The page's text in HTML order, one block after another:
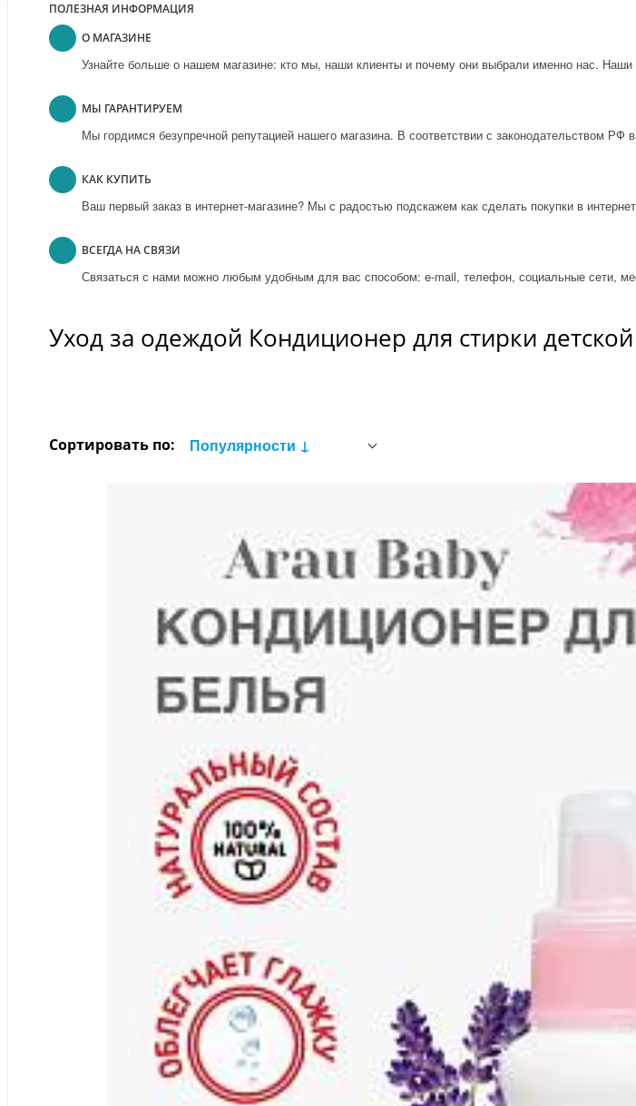
ПОЛЕЗНАЯ ИНФОРМАЦИЯ
О МАГАЗИНЕ
Узнайте больше о нашем магазине: кто мы, наши клиенты и почему они выбрали именно нас. Наши
МЫ ГАРАНТИРУЕМ
Мы гордимся безупречной репутацией нашего магазина. В соответствии с законодательством
КАК КУПИТЬ
Ваш первый заказ в интернет-магазине? Мы с радостью подскажем как сделать покупки в
ВСЕГДА НА СВЯЗИ
Связаться с нами можно любым удобным для вас способом: e-mail, телефон, социальные сети,
Уход за одеждой Кондиционер для стирки
Сортировать по: Популярности ↓